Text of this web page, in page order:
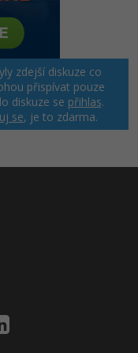
zdejší diskuze co
přispívat pouze
diskuze se přihlas.
se, je to zdarma.